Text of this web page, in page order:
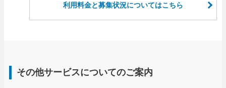
利用料金と募集状況についてはこちら
その他サービスについてのご案内